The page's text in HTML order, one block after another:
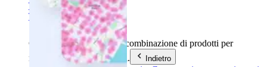
Trova la tua soluzione
Trova la tua soluzione
Casi d'usoTrova la giusta combinazione di prodotti per
raggiungere i tuoi obiettivi.
Indietro